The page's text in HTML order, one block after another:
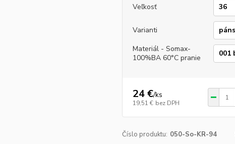
Veľkosť
Varianti
Materiál - Somax-
100%BA 60°C pranie
24 €/ks
19,51 € bez DPH
Číslo produktu: 050-So-KR-94